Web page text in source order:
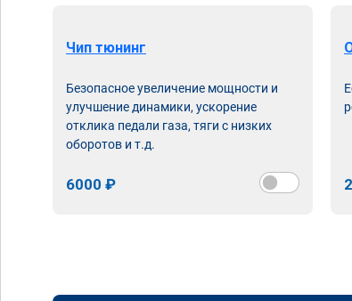
Чип тюнинг
Безопасное увеличение мощности и
улучшение динамики, ускорение
отклика педали газа, тяги с низких
оборотов и т.д.
6000 ₽